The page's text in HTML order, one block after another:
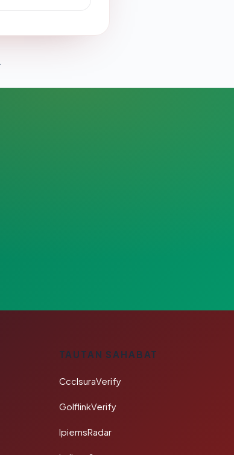
TAUTAN SAHABAT
CcclsuraVerify
GolflinkVerify
IpiemsRadar